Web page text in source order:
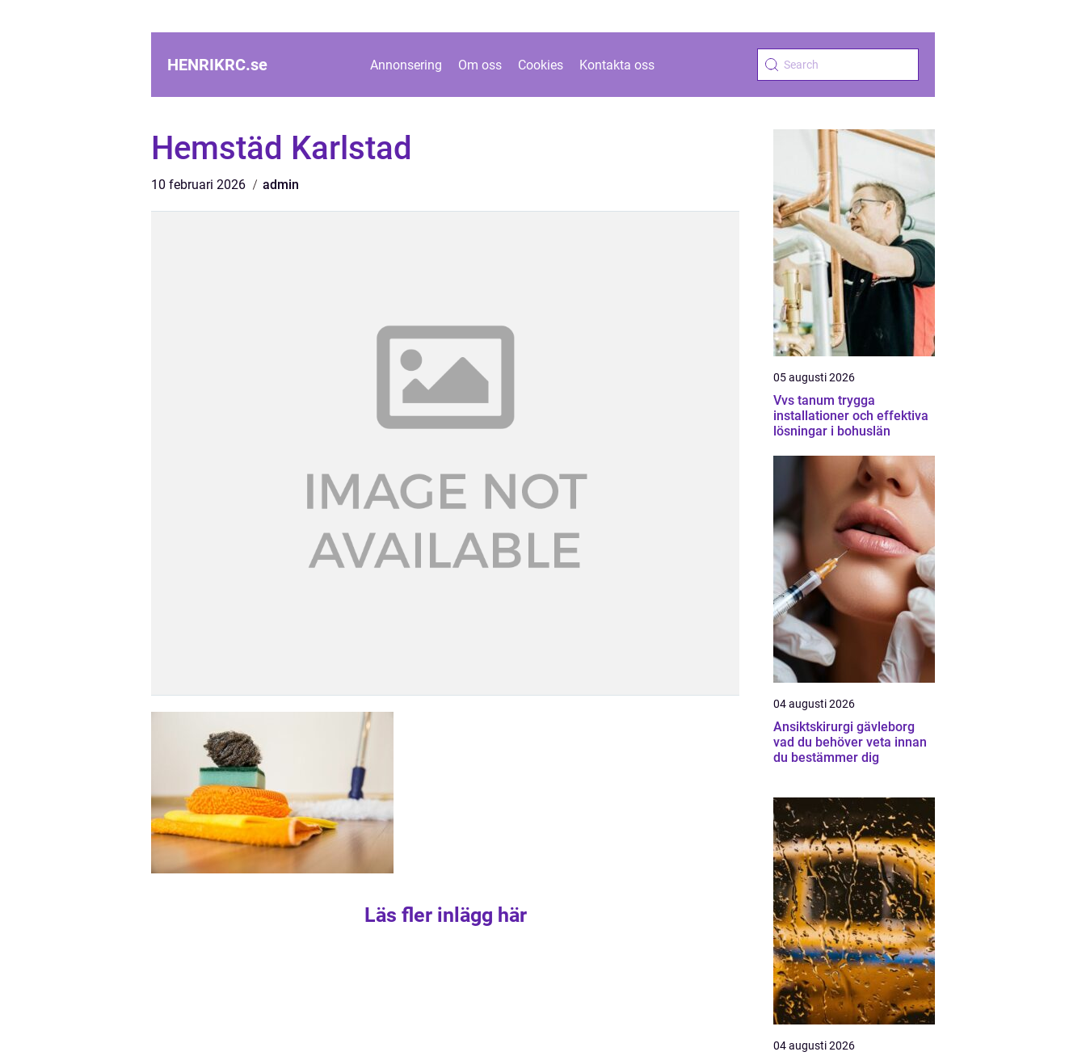
HENRIKRC.se Annonsering Om oss Cookies Kontakta oss
Hemstäd Karlstad
10 februari 2026 admin
Läs fler inlägg här
05 augusti 2026
Vvs tanum trygga
installationer och effektiva
lösningar i bohuslän
04 augusti 2026
Ansiktskirurgi gävleborg
vad du behöver veta innan
du bestämmer dig
04 augusti 2026